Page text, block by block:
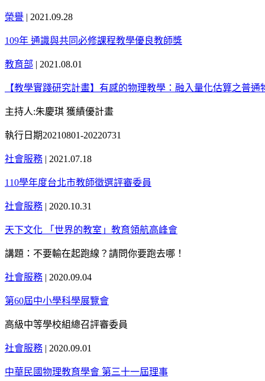
榮譽 | 2021.09.28
109年 通識與共同必修課程教學優良教師獎
教育部 | 2021.08.01
【教學實踐研究計畫】有感的物理教學：融入量化估算之普
主持人:朱慶琪 獲績優計畫
執行日期20210801-20220731
社會服務 | 2021.07.18
110學年度台北市教師徵選評審委員
社會服務 | 2020.10.31
天下文化 「世界的教室」教育領航高峰會
講題：不要輸在起跑線？請問你要跑去哪！
社會服務 | 2020.09.04
第60屆中小學科學展覽會
高級中等學校組總召評審委員
社會服務 | 2020.09.01
中華民國物理教育學會 第三十一屆理事